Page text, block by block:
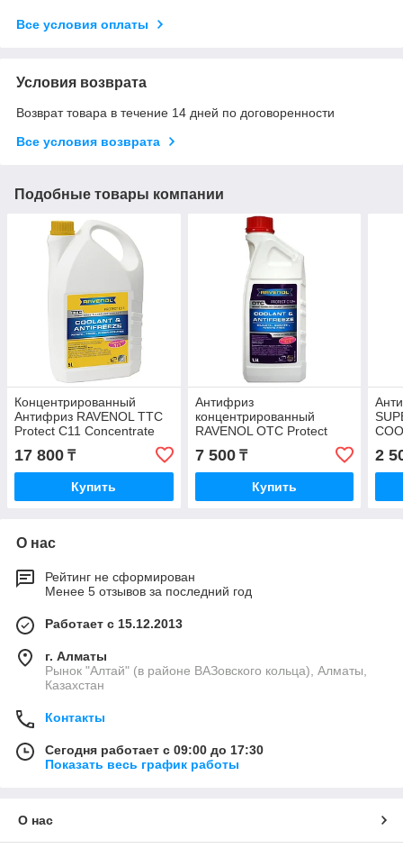
Все условия оплаты
Условия возврата
Возврат товара в течение 14 дней по договоренности
Все условия возврата
Подобные товары компании
Концентрированный
Антифриз RAVENOL TTC
Protect C11 Concentrate
1:1 желто-зеленый 5L.
17 800 ₸
Купить
Антифриз
концентрированный
RAVENOL OTC Protect
C12+ Concentrate 1:1
красно-лиловый 1,5L
7 500₸
Купить
2
О нас
Рейтинг не сформирован
Менее 5 отзывов за последний год
Работает с 15.12.2013
г. Алматы
Рынок "Алтай" (в районе ВАЗовского кольца), Алматы,
Казахстан
Контакты
Сегодня работает с 09:00 до 17:30
Показать весь график работы
О нас